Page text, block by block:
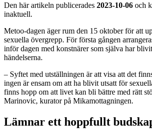
Den här artikeln publicerades 2023-10-06 och
inaktuell.
Metoo-dagen äger rum den 15 oktober för att
sexuella övergrepp. För första gången
inför dagen med konstnärer som själva har
händelserna.
– Syftet med utställningen är att visa att det
ingen är ensam om att ha blivit utsatt för
finns hopp om att livet kan bli bättre med rätt
Marinovic, kurator på Mikamottagningen.
Lämnar ett hoppfullt